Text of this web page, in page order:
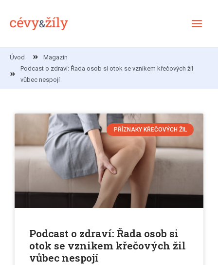
obsah
Menu
Úvod
Magazin
Podcast o zdraví: Řada osob si otok se vznikem křečových žil
vůbec nespojí
PŘÍZNAKY KŘEČOVÝCH ŽIL
Podcast o zdraví: Řada osob si
otok se vznikem křečových žil
vůbec nespojí